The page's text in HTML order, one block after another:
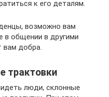
к его деталям.
возможно вам
в общении в другими
вам добра.
трактовки
люди, склонные